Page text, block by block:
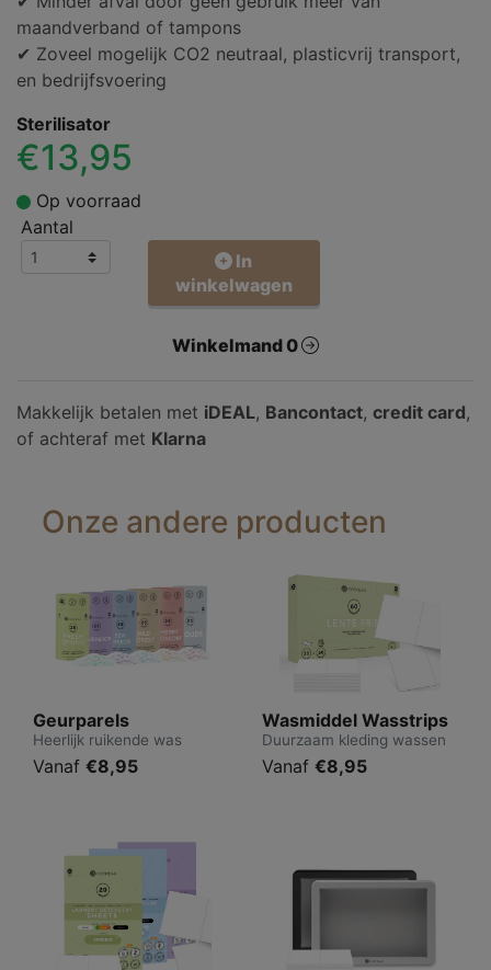
maandverband of tampons
✔ Zoveel mogelijk CO2 neutraal, plasticvrij transport,
en bedrijfsvoering
Sterilisator
€13,95
Op voorraad
Aantal
In
winkelwagen
Winkelmand 0
Makkelijk betalen met iDEAL, Bancontact, credit card,
of achteraf met Klarna
Onze andere producten
Geurparels
Heerlijk ruikende was
Vanaf €8,95
Wasmiddel Wasstrips
Duurzaam kleding wassen
Vanaf €8,95